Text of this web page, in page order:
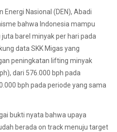
Nasional (DEN), Abadi
bahwa Indonesia mampu
barel minyak per hari pada
data SKK Migas yang
peningkatan lifting minyak
dari 576.000 bph pada
bph pada periode yang sama
bukti nyata bahwa upaya
berada on track menuju target